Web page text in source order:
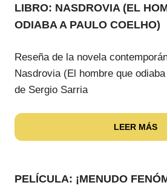
LIBRO: NASDROVIA (EL
ODIABA A PAULO COELHO)
Reseña de la novela
Nasdrovia (El hombre que
de Sergio Sarria
LEER MÁS
PELÍCULA: ¡MENUDO